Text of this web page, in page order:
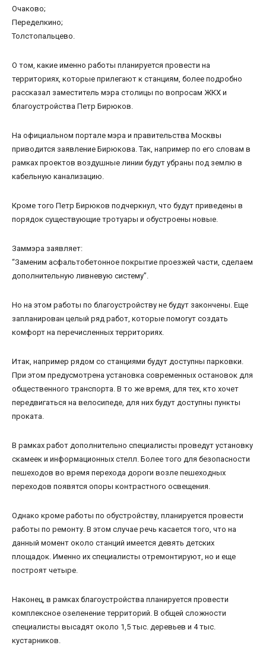
Очаково;
Переделкино;
Толстопальцево.
О том, какие именно работы планируется провести на
территориях, которые прилегают к станциям, более подробно
рассказал заместитель мэра столицы по вопросам ЖКХ и
благоустройства Петр Бирюков.
На официальном портале мэра и правительства Москвы
приводится заявление Бирюкова. Так, например по его словам в
рамках проектов воздушные линии будут убраны под землю в
кабельную канализацию.
Кроме того Петр Бирюков подчеркнул, что будут приведены в
порядок существующие тротуары и обустроены новые.
Заммэра заявляет:
“Заменим асфальтобетонное покрытие проезжей части, сделаем
дополнительную ливневую систему”.
Но на этом работы по благоустройству не будут закончены. Еще
запланирован целый ряд работ, которые помогут создать
комфорт на перечисленных территориях.
Итак, например рядом со станциями будут доступны парковки.
При этом предусмотрена установка современных остановок для
общественного транспорта. В то же время, для тех, кто хочет
передвигаться на велосипеде, для них будут доступны пункты
проката.
В рамках работ дополнительно специалисты проведут установку
скамеек и информационных стелл. Более того для безопасности
пешеходов во время перехода дороги возле пешеходных
переходов появятся опоры контрастного освещения.
Однако кроме работы по обустройству, планируется провести
работы по ремонту. В этом случае речь касается того, что на
данный момент около станций имеется девять детских
площадок. Именно их специалисты отремонтируют, но и еще
построят четыре.
Наконец, в рамках благоустройства планируется провести
комплексное озеленение территорий. В общей сложности
специалисты высадят около 1,5 тыс. деревьев и 4 тыс.
кустарников.